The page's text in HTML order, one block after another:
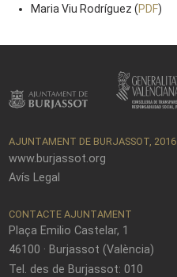
Maria Viu Rodríguez (PDF)
AJUNTAMENT DE BURJASSOT, 2016
www.burjassot.org
Avís Legal
CONTACTE AJUNTAMENT
Plaça Emilio Castelar, 1
46100 · Burjassot (València)
Tel. des de Burjassot: 010